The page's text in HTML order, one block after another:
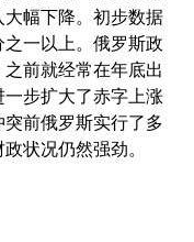
幅下降。初步数据
一以上。俄罗斯政
前就经常在年底出
步扩大了赤字上涨
前俄罗斯实行了多
状况仍然强劲。